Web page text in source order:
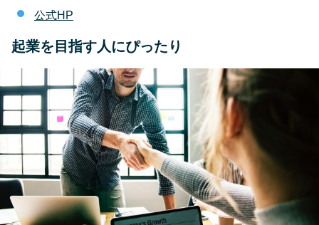
公式HP
起業を目指す人にぴったり